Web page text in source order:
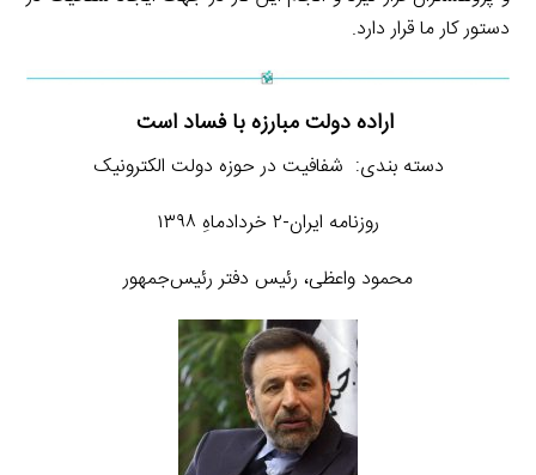
دستور کار ما قرار دارد.
اراده دولت مبارزه با فساد است
دسته بندی: شفافیت در حوزه دولت الکترونیک
روزنامه ایران-۲ خردادماهِ ۱۳۹۸
محمود واعظی، رئیس دفتر رئیس‌جمهور